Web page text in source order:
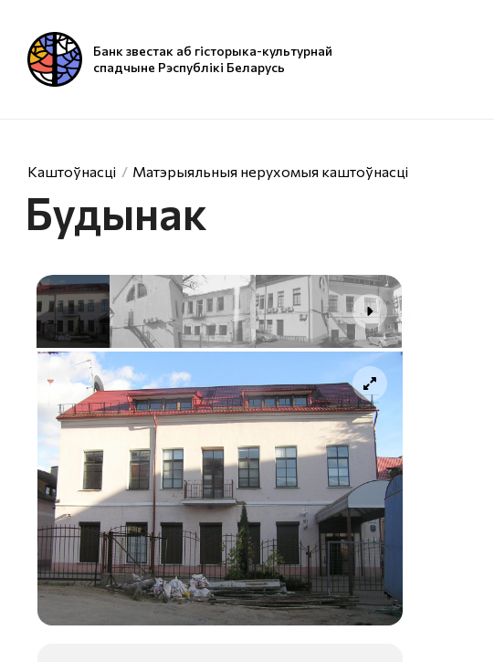
Банк звестак аб гісторыка-культурнай
спадчыне Рэспублікі Беларусь
Каштоўнасці Матэрыяльныя нерухомыя каштоўнасці
Будынак